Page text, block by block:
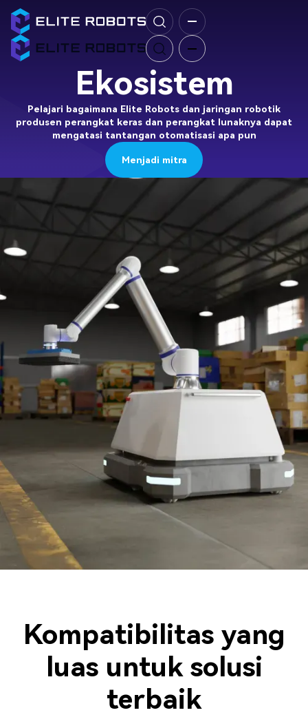
Ekosistem
Pelajari bagaimana Elite Robots dan jaringan robotik
produsen perangkat keras dan perangkat lunaknya dapat
mengatasi tantangan otomatisasi apa pun
Menjadi mitra
Menjadi mitra
Kompatibilitas yang
luas untuk solusi
terbaik